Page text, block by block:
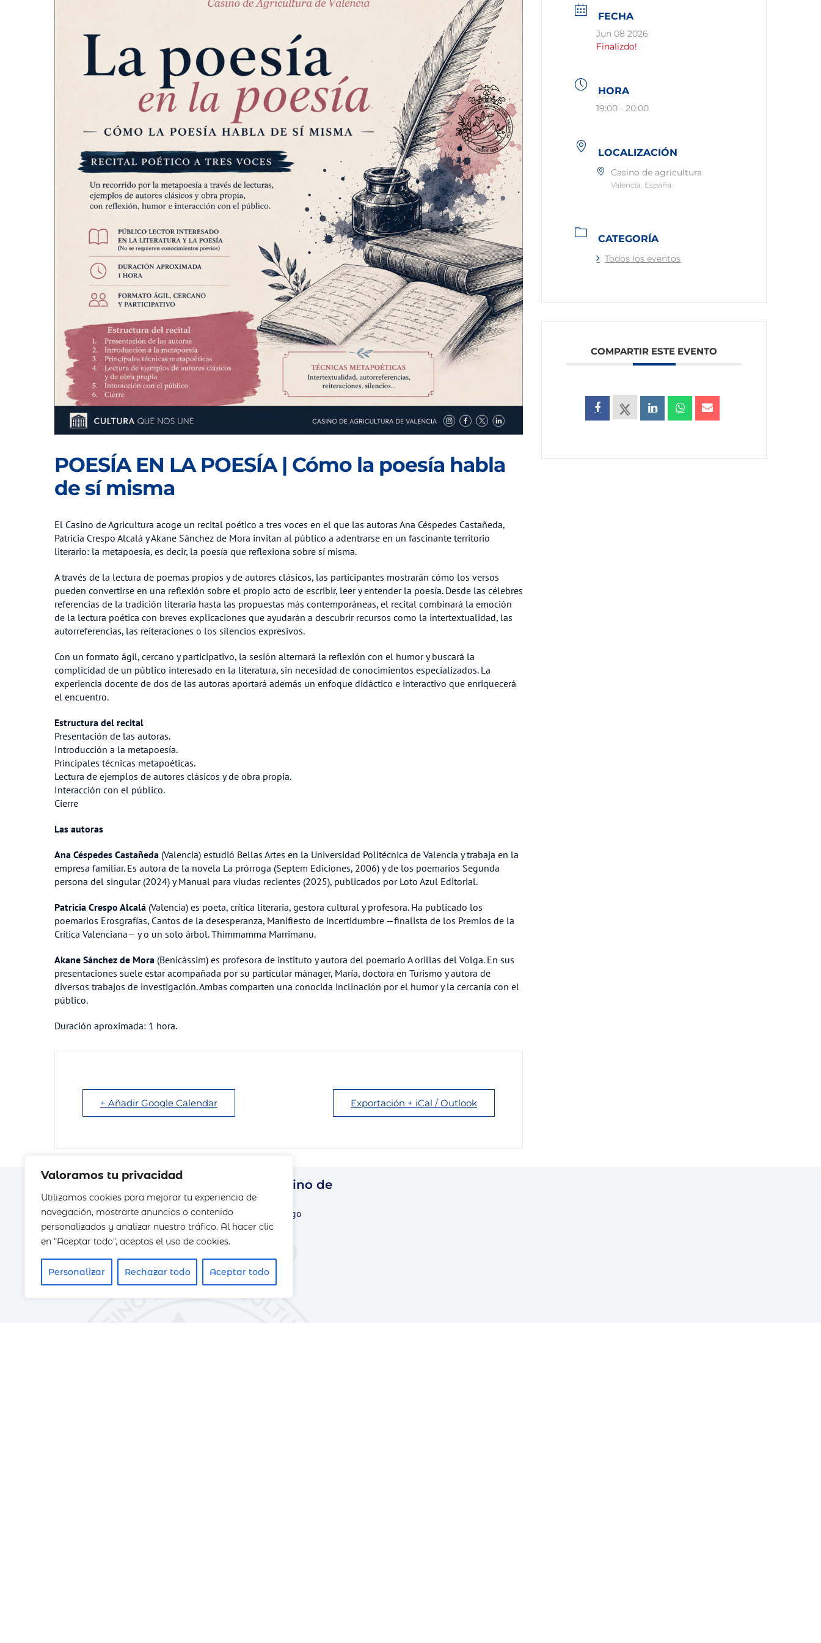
Valoramos tu privacidad
Utilizamos cookies para mejorar tu experiencia de
navegación, mostrarte anuncios o contenido
personalizados y analizar nuestro tráfico. Al hacer clic
en "Aceptar todo", aceptas el uso de cookies.
Personalizar Rechazar todo Aceptar todo
POESÍA EN LA POESÍA | Cómo la poesía habla
de sí misma
El Casino de Agricultura acoge un recital poético a tres voces en el que las autoras Ana Céspedes Castañeda,
Patricia Crespo Alcalá y Akane Sánchez de Mora invitan al público a adentrarse en un fascinante territorio
literario: la metapoesía, es decir, la poesía que reflexiona sobre sí misma.
A través de la lectura de poemas propios y de autores clásicos, las participantes mostrarán cómo los versos
pueden convertirse en una reflexión sobre el propio acto de escribir, leer y entender la poesía. Desde las célebres
referencias de la tradición literaria hasta las propuestas más contemporáneas, el recital combinará la emoción
de la lectura poética con breves explicaciones que ayudarán a descubrir recursos como la intertextualidad, las
autorreferencias, las reiteraciones o los silencios expresivos.
Con un formato ágil, cercano y participativo, la sesión alternará la reflexión con el humor y buscará la
complicidad de un público interesado en la literatura, sin necesidad de conocimientos especializados. La
experiencia docente de dos de las autoras aportará además un enfoque didáctico e interactivo que enriquecerá
el encuentro.
Estructura del recital
Presentación de las autoras.
Introducción a la metapoesía.
Principales técnicas metapoéticas.
Lectura de ejemplos de autores clásicos y de obra propia.
Interacción con el público.
Cierre
Las autoras
Ana Céspedes Castañeda (Valencia) estudió Bellas Artes en la Universidad Politécnica de Valencia y trabaja en la
empresa familiar. Es autora de la novela La prórroga (Septem Ediciones, 2006) y de los poemarios Segunda
persona del singular (2024) y Manual para viudas recientes (2025), publicados por Loto Azul Editorial.
Patricia Crespo Alcalá (Valencia) es poeta, crítica literaria, gestora cultural y profesora. Ha publicado los
poemarios Erosgrafías, Cantos de la desesperanza, Manifiesto de incertidumbre —finalista de los Premios de la
Crítica Valenciana— y o un solo árbol. Thimmamma Marrimanu.
Akane Sánchez de Mora (Benicàssim) es profesora de instituto y autora del poemario A orillas del Volga. En sus
presentaciones suele estar acompañada por su particular mánager, María, doctora en Turismo y autora de
diversos trabajos de investigación. Ambas comparten una conocida inclinación por el humor y la cercanía con el
público.
Duración aproximada: 1 hora.
+ Añadir Google Calendar Exportación + iCal / Outlook
FECHA
Jun 08 2026
Finalizdo!
HORA
19:00 - 20:00
LOCALIZACIÓN
Casino de agricultura
Valencia, España
CATEGORÍA
Todos los eventos
COMPARTIR ESTE EVENTO
¿Interesado en formar parte del Casino de
Agricultura?
Déjanos tus datos y nos pondremos en contacto contigo